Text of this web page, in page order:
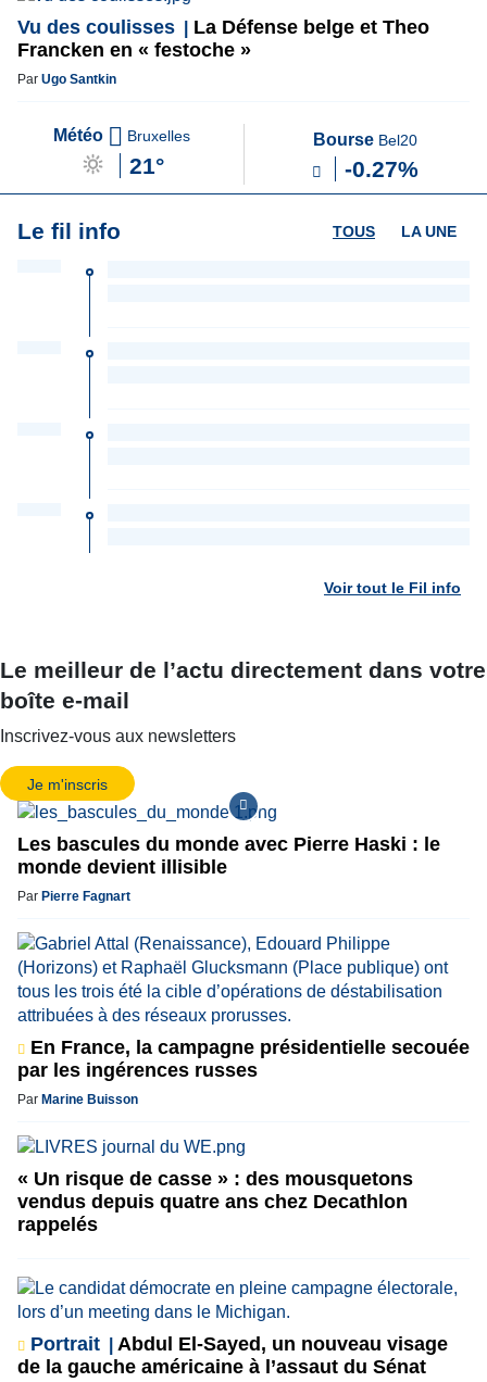
Vu des coulisses
La Défense belge et Theo
Francken en « festoche »
Par Ugo Santkin
Météo Bruxelles
21°
Bourse Bel20
-0.27%
Le fil info LA UNE
TOUS
Voir tout le Fil info
Le meilleur de l’actu directement dans votre
boîte e-mail
Inscrivez-vous aux newsletters
Je m'inscris
Les bascules du monde avec Pierre Haski : le
monde devient illisible
Par Pierre Fagnart
En France, la campagne présidentielle secouée
par les ingérences russes
Par Marine Buisson
« Un risque de casse » : des mousquetons
vendus depuis quatre ans chez Decathlon
rappelés
Portrait
Abdul El-Sayed, un nouveau visage
de la gauche américaine à l’assaut du Sénat